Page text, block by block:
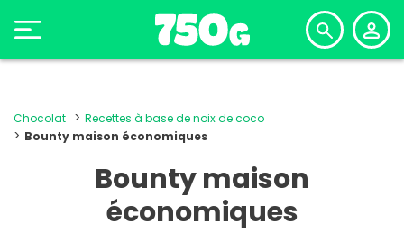
Chocolat
Recettes à base de noix de coco
Bounty maison économiques
Bounty maison
économiques